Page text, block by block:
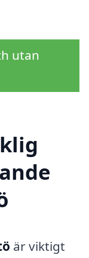
utan
är viktigt